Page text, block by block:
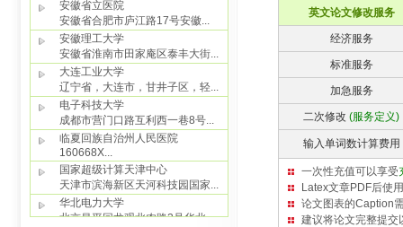
英文论文修改服务
经济服务
标准服务
加急服务
二次修改 (服务定义)
输入单词数计算费用
一次性充值可以享受
Latex文章PDF后使
论文图表的Caption
建议将论文完整提交